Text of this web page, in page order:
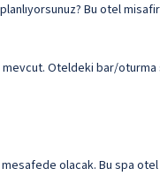
Bu otel
mevcut. Oteldeki bar/
olacak. Bu spa